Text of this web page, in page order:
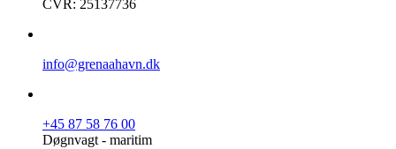
CVR: 25137736
info@grenaahavn.dk
+45 87 58 76 00
Døgnvagt - maritim